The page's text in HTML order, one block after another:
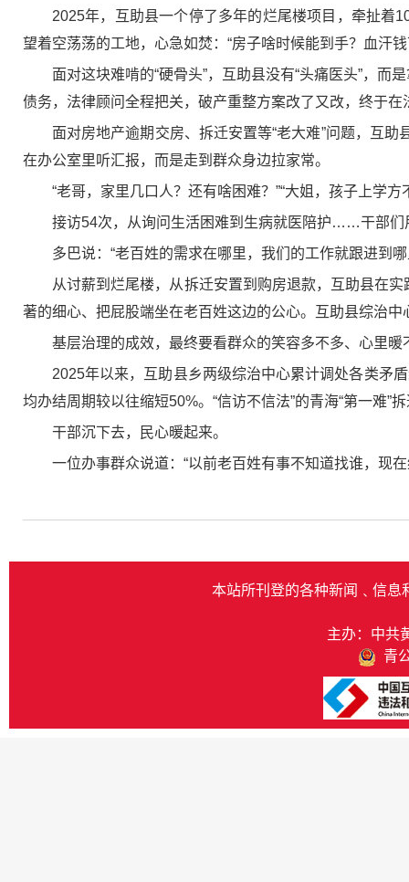
2025年，互助县一个停了多年的烂尾楼项目，牵扯着
望着空荡荡的工地，心急如焚：“房子啥时候能到手？血汗
面对这块难啃的“硬骨头”，互助县没有“头痛医头”，
债务，法律顾问全程把关，破产重整方案改了又改，终于
面对房地产逾期交房、拆迁安置等“老大难”问题，互助
在办公室里听汇报，而是走到群众身边拉家常。
“老哥，家里几口人？还有啥困难？”“大姐，孩子上学
接访54次，从询问生活困难到生病就医陪护……干部们
多巴说：“老百姓的需求在哪里，我们的工作就跟进到
从讨薪到烂尾楼，从拆迁安置到购房退款，互助县在
著的细心、把屁股端坐在老百姓这边的公心。互助县综治中
基层治理的成效，最终要看群众的笑容多不多、心里
2025年以来，互助县乡两级综治中心累计调处各类矛
均办结周期较以往缩短50%。“信访不信法”的青海“第一难
干部沉下去，民心暖起来。
一位办事群众说道：“以前老百姓有事不知道找谁，现
本站所刊登的各种新闻﹑信息
主办：中共
青